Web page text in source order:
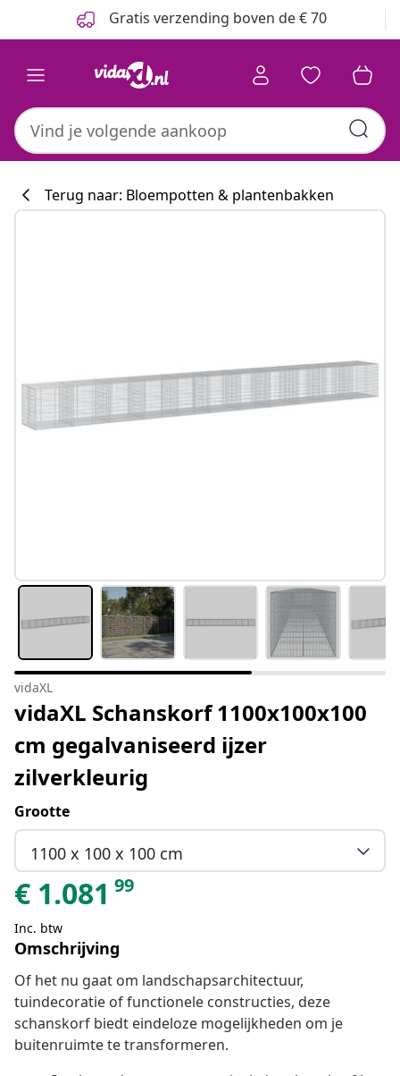
Gratis verzending boven de € 70
Terug naar: Bloempotten & plantenbakken
vidaXL
vidaXL Schanskorf 1100x100x100
cm gegalvaniseerd ijzer
zilverkleurig
Grootte
1100 x 100 x 100 cm
€ 1.081 99
Inc. btw
Omschrijving
Of het nu gaat om landschapsarchitectuur,
tuindecoratie of functionele constructies, deze
schanskorf biedt eindeloze mogelijkheden om je
buitenruimte te transformeren.